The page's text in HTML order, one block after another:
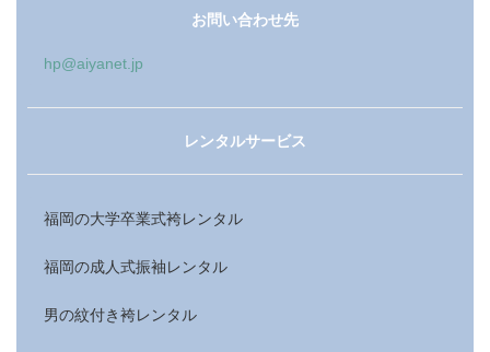
お問い合わせ先
hp@aiyanet.jp
レンタルサービス
福岡の大学卒業式袴レンタル
福岡の成人式振袖レンタル
男の紋付き袴レンタル